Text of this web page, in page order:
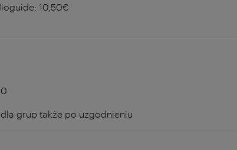
10,50€
grup także po uzgodnieniu